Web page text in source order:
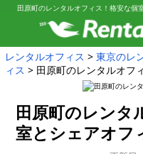
田原町のレンタルオフィス！格安な
レンタルオフィス 東京のレ
ィス
田原町のレンタルオフ
田原町のレンタ
室とシェアオフ